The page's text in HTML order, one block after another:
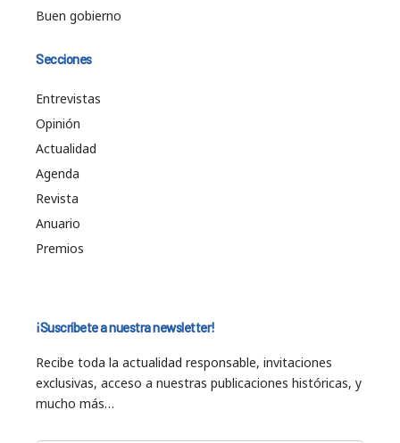
Buen gobierno
Secciones
Entrevistas
Opinión
Actualidad
Agenda
Revista
Anuario
Premios
¡Suscríbete a nuestra newsletter!
Recibe toda la actualidad responsable, invitaciones
exclusivas, acceso a nuestras publicaciones históricas, y
mucho más…